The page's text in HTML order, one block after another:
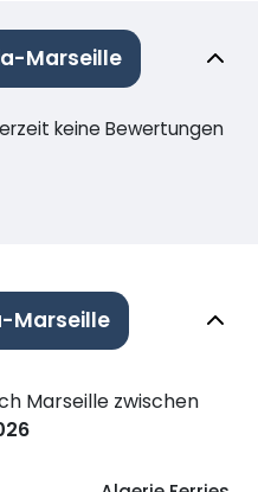
Marseille
keine Bewertungen
Marseille
Marseille zwischen